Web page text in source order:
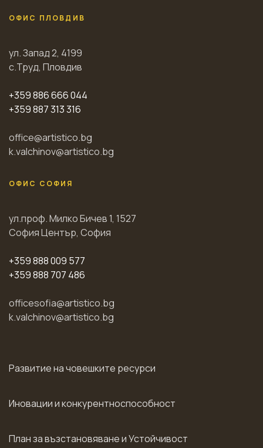
ОФИС ПЛОВДИВ
ул. Запад 2, 4199
с.Труд, Пловдив
+359 886 666 044
+359 887 313 316
office@artistico.bg
k.valchinov@artistico.bg
ОФИС СОФИЯ
ул.проф. Милко Бичев 1, 1527
София Център, София
+359 888 009 577
+359 888 707 486
officesofia@artistico.bg
k.valchinov@artistico.bg
Развитие на човешките ресурси
Иновации и конкурентноспособност
План за възстановяване и Устойчивост